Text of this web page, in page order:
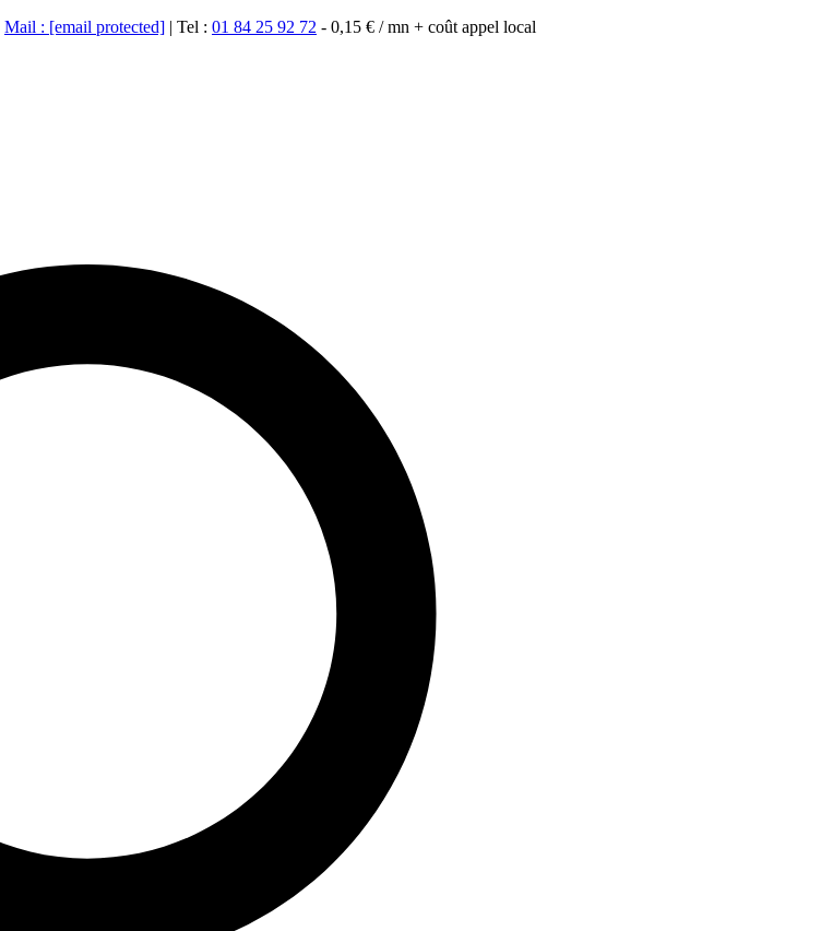
Mail : [email protected] | Tel : 01 84 25 92 72 - 0,15 € / mn + coût appel local